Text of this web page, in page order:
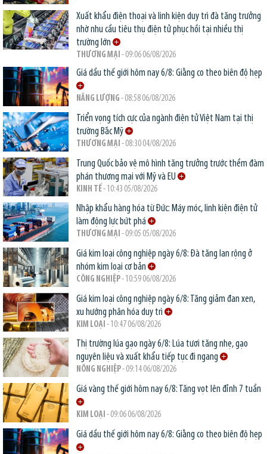
Xuất khẩu điện thoại và linh kiện duy trì đà tăng trưởng
nhờ nhu cầu tiêu thụ điện tử phục hồi tại nhiều thị
trường lớn
THƯƠNG MẠI - 09:06 06/08/2026
Giá dầu thế giới hôm nay 6/8: Giằng co theo biên độ hẹp
NĂNG LƯỢNG - 08:58 06/08/2026
Triển vọng tích cực của ngành điện tử Việt Nam tại thị
trường Bắc Mỹ
THƯƠNG MẠI - 08:30 04/08/2026
Trung Quốc bảo vệ mô hình tăng trưởng trước thềm đàm
phán thương mại với Mỹ và EU
KINH TẾ- 10:43 05/08/2026
Nhập khẩu hàng hóa từ Đức: Máy móc, linh kiện điện tử
làm động lực bứt phá
THƯƠNG MẠI - 09:05 05/08/2026
Giá kim loại công nghiệp ngày 6/8: Đà tăng lan rộng ở
nhóm kim loại cơ bản
CÔNG NGHIỆP- 10:59 06/08/2026
Giá kim loại công nghiệp ngày 6/8: Tăng giảm đan xen,
xu hướng phân hóa duy trì
KIM LOẠI - 10:47 06/08/2026
Thị trường lúa gạo ngày 6/8: Lúa tươi tăng nhẹ, gạo
nguyên liệu và xuất khẩu tiếp tục đi ngang
NÔNG NGHIỆP- 09:14 06/08/2026
Giá vàng thế giới hôm nay 6/8: Tăng vọt lên đỉnh 7 tuần
KIM LOẠI - 09:06 06/08/2026
Giá dầu thế giới hôm nay 6/8: Giằng co theo biên độ hẹp